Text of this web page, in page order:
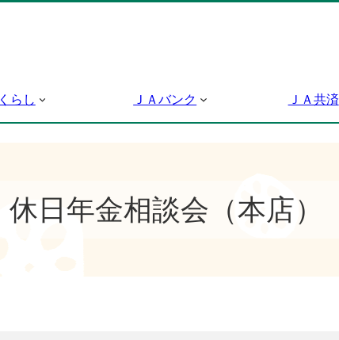
くらし ＪＡバンク ＪＡ共済
休日年金相談会（本店）